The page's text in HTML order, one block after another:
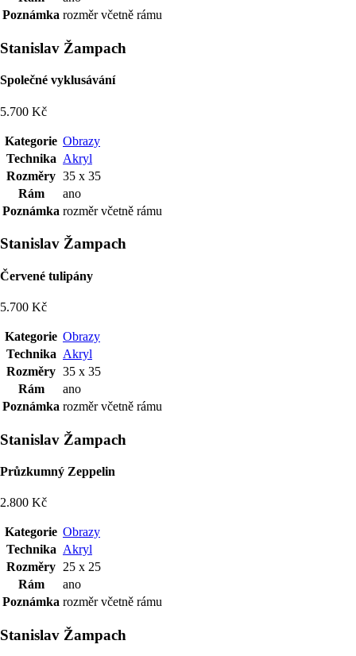
Poznámka rozměr včetně rámu
Stanislav Žampach
Společné vyklusávání
5.700 Kč
Kategorie Obrazy
Technika Akryl
Rozměry 35 x 35
Rám
ano
Poznámka rozměr včetně rámu
Stanislav Žampach
Červené tulipány
5.700 Kč
Kategorie Obrazy
Technika Akryl
Rozměry 35 x 35
Rám
ano
Poznámka rozměr včetně rámu
Stanislav Žampach
Průzkumný Zeppelin
2.800 Kč
Kategorie Obrazy
Technika Akryl
Rozměry 25 x 25
Rám
ano
Poznámka rozměr včetně rámu
Stanislav Žampach